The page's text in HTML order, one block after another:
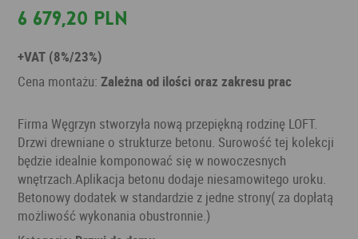
6 679,20 PLN
+VAT (8%/23%)
Cena montażu:Zależna od ilości oraz zakresu prac
Firma Węgrzyn stworzyła nową przepiękną rodzinę LOFT.
Drzwi drewniane o strukturze betonu. Surowość tej kolekcji
będzie idealnie komponować się w nowoczesnych
wnętrzach.Aplikacja betonu dodaje niesamowitego uroku.
Betonowy dodatek w standardzie z jedne strony( za dopłatą
możliwość wykonania obustronnie.)